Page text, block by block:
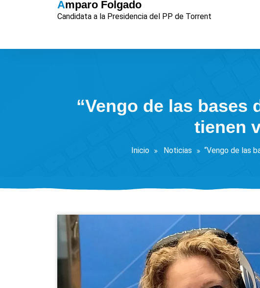
Amparo Folgado
Candidata a la Presidencia del PP de Torrent
“Vengo de las bases
tienen
Inicio Noticias “Vengo de las